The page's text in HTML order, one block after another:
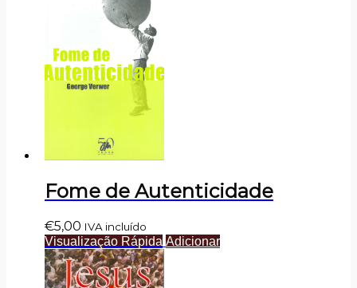
Fome de Autenticidade
€5,00 IVA incluído
Visualização Rápida Adicionar